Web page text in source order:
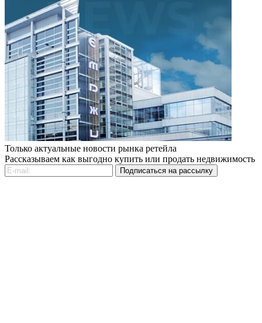
Только актуальные новости рынка ретейла
Рассказываем как выгодно купить или продать недвижимость